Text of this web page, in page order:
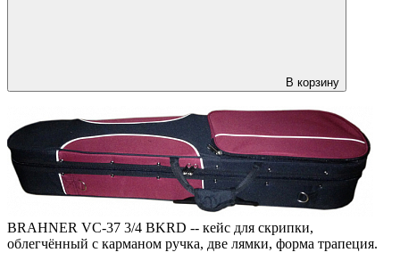
В корзину
BRAHNER VC-37 3/4 BKRD -- кейс для скрипки,
облегчённый с карманом ручка, две лямки, форма трапеция.